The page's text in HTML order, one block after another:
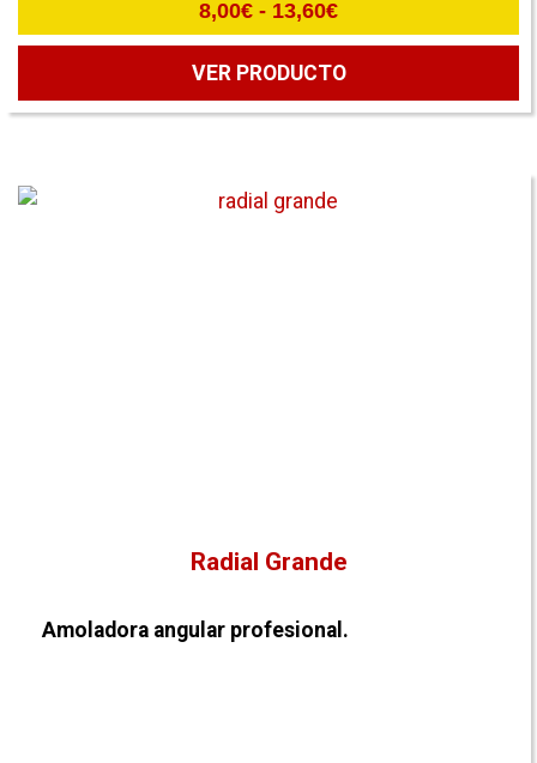
8,00€ - 13,60€Rango
de
desde
8,00€
hasta
VER PRODUCTO
Radial Grande
Amoladora angular profesional.